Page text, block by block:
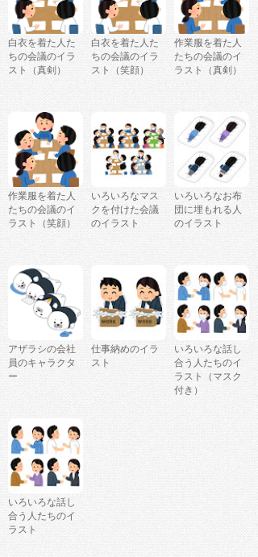
白衣を着た人た
ちの会議のイラ
スト（真剣）
白衣を着た人た
ちの会議のイラ
スト（笑顔）
作業服を着た人
たちの会議のイ
ラスト（真剣）
作業服を着た人
たちの会議のイ
ラスト（笑顔）
いろいろなマス
クを付けた会議
のイラスト
いろいろなお布
団に埋もれる人
のイラスト
アザラシの会社
員のキャラクタ
ー
仕事納めのイラ
スト
いろいろな話し
合う人たちのイ
ラスト（マスク
付き）
いろいろな話し
合う人たちのイ
ラスト